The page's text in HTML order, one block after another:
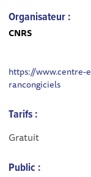
Organisateur :
CNRS
https://www.centre-
rancongiciels
Tarifs :
Gratuit
Public :